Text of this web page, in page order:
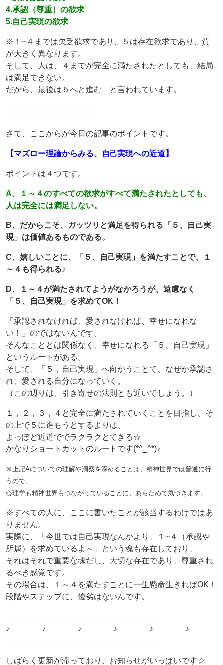
4.承認（尊重）の欲求
5.自己実現の欲求
※１~４までは欠乏欲求であり、５は存在欲求であり、質
が大きく異なります。
そして、人は、４までが完全に満たされたとしても、結局
は満足できない。
だから、最後は５へと進む と言われています。
さて、ここからが今日の記事のポイントです。
【マズロー理論からみる、自己実現への近道】
ポイントは４つです。
A、１～４のすべての欲求がすべて満たされたとしても、
人は完全には満足しない。
B、だからこそ、ガッツリと満足を得られる「５、自己実
現」は価値あるものである。
C、嬉しいことに、「５、自己実現」を満たすことで、１
～４も得られる♪
D、１～４が満たされてようがなかろうが、遠慮なく
「５、自己実現」を求めてOK！
「承認されなければ、愛されなければ、幸せになれな
い！」のではないんです。
そんなこととは関係なく、幸せになれる「５、自己実現」
というルートがある。
そして、「５，自己実現」へ向かうことで、なぜか承認さ
れ、愛される自分になっていく。
（この辺りは、引き寄せの法則とも近いでしょう。）
１，２，３，４と完全に満たされていくことを目指し、そ
の上で５に進もうとするよりは、
よっぽど近道ででラクラクとできる☆
かなりショートカットのルートです(*^_^*)♪
※上記Aについての理解や洞察を深めることは、精神世界では普通に行
うので、
心理学も精神世界もつながっていることに、あらためて気づきます。
※すべての人に、ここに書いたことが該当するわけではあ
りません。
実際に、「今世では自己実現なんかより、１~４（承認や
所属）を求めているよ～」という魂も存在しており、
それはそれで重要な魂だし、大切な存在であり、尊重され
るべき感覚です。
その場合は、１～４を満たすことに一生懸命生きればOK！
段階やステップに、優劣はないんです。
♪ ♪ ♪ ♪ ♪ ♪
しばらく更新が滞っており、お知らせがいっぱいです☆